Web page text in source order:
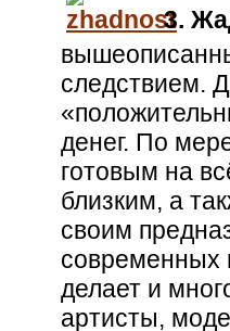
3.
следствием.
денег. По
готовым на
близким, а
своим
современных
делает и
артисты,